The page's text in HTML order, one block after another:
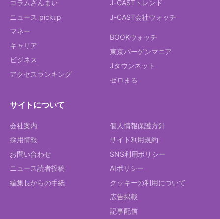
コラムざんまい
ニュース pickup
マネー
キャリア
ビジネス
アクセスランキング
J-CASTトレンド
J-CAST会社ウォッチ
BOOKウォッチ
東京バーゲンマニア
Jタウンネット
ゼロまる
サイトについて
会社案内
採用情報
お問い合わせ
ニュース読者投稿
編集長からの手紙
個人情報保護方針
サイト利用規約
SNS利用ポリシー
AIポリシー
クッキーの利用について
広告掲載
記事配信